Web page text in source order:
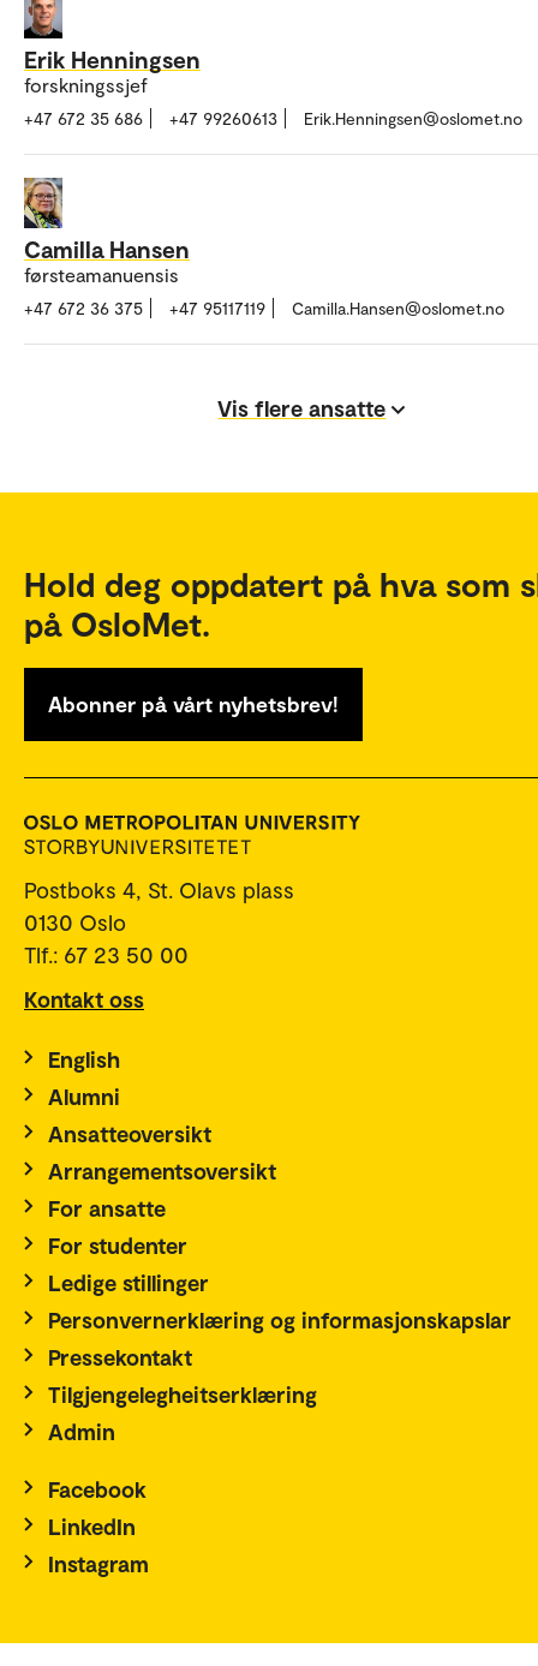
Erik Henningsen
forskningssjef
+47 672 35 686 +47 99260613 Erik.Henningsen@oslomet.no
Camilla Hansen
førsteamanuensis
+47 672 36 375 +47 95117119 Camilla.Hansen@oslomet.no
Vis flere ansatte
Hold deg oppdatert på hva som
på OsloMet.
Abonner på vårt nyhetsbrev!
Postboks 4, St. Olavs plass
0130 Oslo
Tlf.: 67 23 50 00
Kontakt oss
English
Alumni
Ansatteoversikt
Arrangementsoversikt
For ansatte
For studenter
Ledige stillinger
Personvernerklæring og informasjonskapslar
Pressekontakt
Tilgjengelegheitserklæring
Admin
Facebook
LinkedIn
Instagram